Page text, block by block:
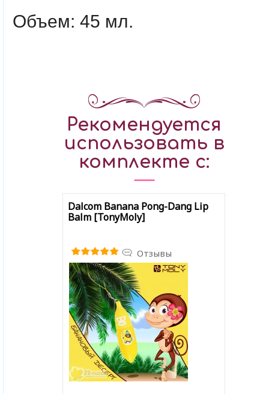
Объем: 45 мл.
Рекомендуется
использовать в
комплекте с:
Dalcom Banana Pong-Dang Lip
Balm [TonyMoly]
Отзывы